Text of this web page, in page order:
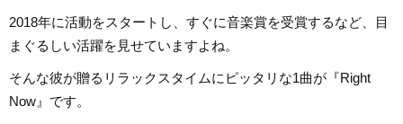
2018年に活動をスタートし、すぐに音楽賞を受賞するなど、目
まぐるしい活躍を見せていますよね。
そんな彼が贈るリラックスタイムにピッタリな1曲が『Right
Now』です。